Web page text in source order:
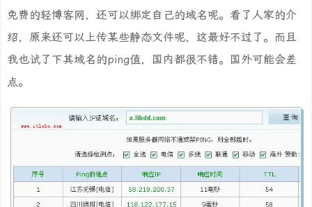
免费的轻博客网，还可以绑定自己的域名呢。看了人家的介
绍，原来还可以上传某些静态文件呢，这最好不过了。而且
我也试了下其域名的ping值，国内都很不错。国外可能会差
点。